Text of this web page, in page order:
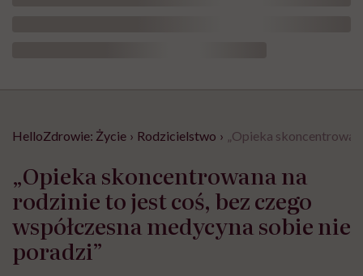
HelloZdrowie: Życie › Rodzicielstwo › „Opieka
„Opieka skoncentrowana na
rodzinie to jest coś, bez czego
współczesna medycyna sobie nie
poradzi”